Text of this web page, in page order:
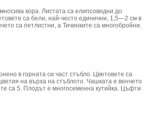
кора. Листата са елипсовидни до
са бели, най-често единични, 1,5—2 см в
са петлистни, а Тичинките са многобройни.
в горната си част стъбло. Цветовете са
на върха на стъблото. Чашката е венчето
са 5. Плодът е многосеменна кутийка. Цъфти